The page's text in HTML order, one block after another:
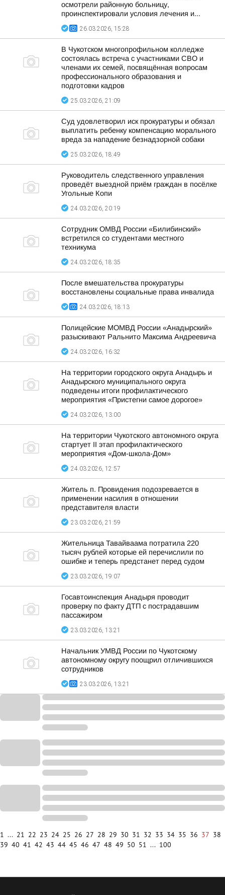
осмотрели районную больницу,
проинспектировали условия лечения и...
26.03.2026, 15:28
В Чукотском многопрофильном колледже
состоялась встреча с участниками СВО и
членами их семей, посвящённая вопросам
профессионального образования и
подготовки кадров
25.03.2026, 21:09
Суд удовлетворил иск прокуратуры и обязал
выплатить ребенку компенсацию морального
вреда за нападение безнадзорной собаки
25.03.2026, 18:49
Руководитель следственного управления
проведёт выездной приём граждан в посёлке
Угольные Копи
24.03.2026, 20:19
Сотрудник ОМВД России «Билибинский»
встретился со студентами местного
техникума
24.03.2026, 18:35
После вмешательства прокуратуры
восстановлены социальные права инвалида
24.03.2026, 18:13
Полицейские МОМВД России «Анадырский»
разыскивают Ральнито Максима Андреевича
24.03.2026, 16:32
На территории городского округа Анадырь и
Анадырского муниципального округа
подведены итоги профилактического
мероприятия «Пристегни самое дорогое»
24.03.2026, 13:00
На территории Чукотского автономного округа
стартует II этап профилактического
мероприятия «Дом-школа-Дом»
24.03.2026, 12:57
Житель п. Провидения подозревается в
применении насилия в отношении
представителя власти
23.03.2026, 21:59
Жительница Тавайваама потратила 220
тысяч рублей которые ей перечислили по
ошибке и теперь предстанет перед судом
23.03.2026, 19:07
Госавтоинспекция Анадыря проводит
проверку по факту ДТП с пострадавшим
пассажиром
23.03.2026, 13:21
Начальник УМВД России по Чукотскому
автономному округу поощрил отличившихся
сотрудников
23.03.2026, 13:21
1 ... 21 22 23 24 25 26 27 28 29 30 31 32 33 34 35 36 37 38
39 40 41 42 43 44 45 46 47 48 49 50 51 ... 100